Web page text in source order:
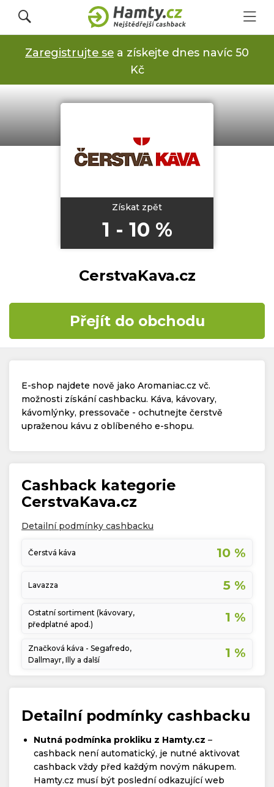
Přihlásit se
Registrovat
Obchody
Jak to funguje
Časté dotazy
Kontakt
Copyright © 2019 - 2026. Všechna práva vyhrazena.
Zaregistrujte se a získejte dnes navíc 50
Kč
Získat zpět
1 - 10 %
CerstvaKava.cz
Přejít do obchodu
E-shop najdete nově jako Aromaniac.cz vč.
možnosti získání cashbacku. Káva, kávovary,
kávomlýnky, pressovače - ochutnejte čerstvě
upraženou kávu z oblíbeného e-shopu.
Cashback kategorie
CerstvaKava.cz
Detailní podmínky cashbacku
Čerstvá káva 10 %
Lavazza 5 %
Ostatní sortiment (kávovary,
předplatné apod.)
1 %
Značková káva - Segafredo,
Dallmayr, Illy a další
1 %
Detailní podmínky cashbacku
Nutná podmínka prokliku z Hamty.cz –
cashback není automatický, je nutné aktivovat
cashback vždy před každým novým nákupem.
Hamty.cz musí být poslední odkazující web